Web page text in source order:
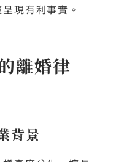
現有利事實。
離婚律
背景